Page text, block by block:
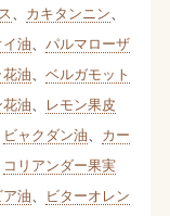
カキタンニン
油
パルマローザ
油
ベルガモット
油
レモン果皮
ビャクダン油
カー
コリアンダー果実
油
ビターオレン